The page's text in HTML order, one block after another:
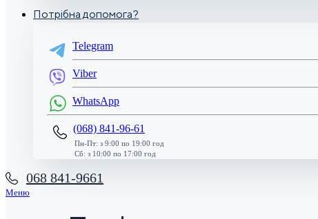
Потрібна допомога?
Telegram
Viber
WhatsApp
(068) 841-96-61
Пн-Пт: з 9:00 по 19:00 год
Сб: з 10:00 по 17:00 год
068 841-9661
Меню